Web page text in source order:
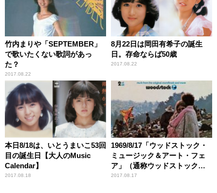
竹内まりや「SEPTEMBER」
で歌いたくない歌詞があっ
た？
2017.08.22
8月22日は岡田有希子の誕生
日。存命ならば50歳
2017.08.22
本日8/18は、いとうまいこ53回
目の誕生日【大人のMusic
Calendar】
2017.08.18
1969/8/17「ウッドストック・
ミュージック＆アート・フェ
ア」（通称ウッドストック）
の最終日が開催【大人のMusic
2017.08.17